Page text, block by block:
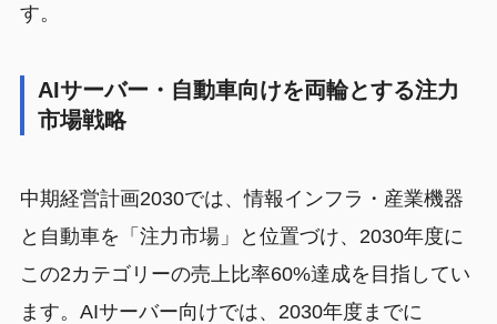
す。
AIサーバー・自動車向けを両輪とする注力
市場戦略
中期経営計画2030では、情報インフラ・産業機器
と自動車を「注力市場」と位置づけ、2030年度に
この2カテゴリーの売上比率60%達成を目指してい
ます。AIサーバー向けでは、2030年度までに